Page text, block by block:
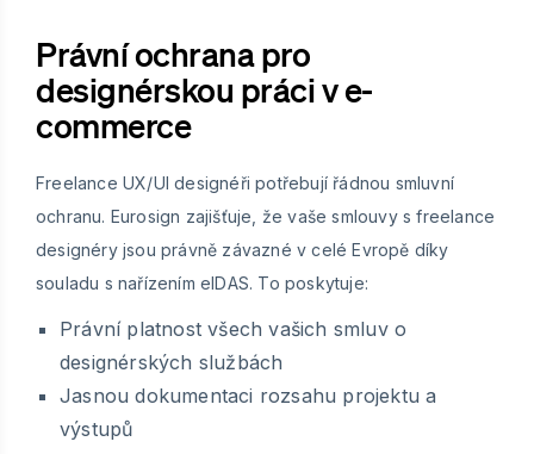
Právní ochrana pro
designérskou práci v e-
commerce
Freelance UX/UI designéři potřebují řádnou smluvní
ochranu. Eurosign zajišťuje, že vaše smlouvy s freelance
designéry jsou právně závazné v celé Evropě díky
souladu s nařízením eIDAS. To poskytuje:
Právní platnost všech vašich smluv o
designérských službách
Jasnou dokumentaci rozsahu projektu a
výstupů